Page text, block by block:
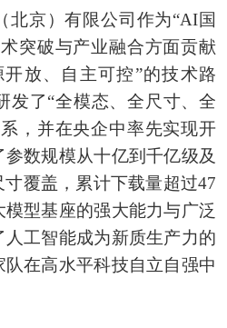
北京）有限公司作为“AI国
突破与产业融合方面贡献
放、自主可控”的技术路
发了“全模态、全尺寸、全
，并在央企中率先实现开
数规模从十亿到千亿级及
覆盖，累计下载量超过47
型基座的强大能力与广泛
工智能成为新质生产力的
在高水平科技自立自强中